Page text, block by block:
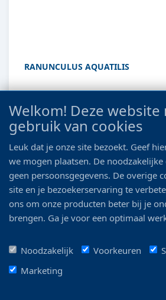
RANUNCULUS AQUATILIS
Details
Welkom! Deze website
gebruik van cookies
Leuk dat je onze site bezoekt. Geef
we mogen plaatsen. De
geen persoonsgegevens. De overige
site en je bezoekerservaring te
ons om onze producten beter bij je
brengen. Ga je voor een optimaal
Noodzakelijk
Voorkeuren
Marketing